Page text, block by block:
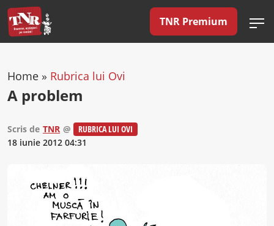
TNR Premium
Home » Rubrica lui Ovi
A problem
Scris de TNR @
RUBRICA LUI OVI
18 iunie 2012 04:31